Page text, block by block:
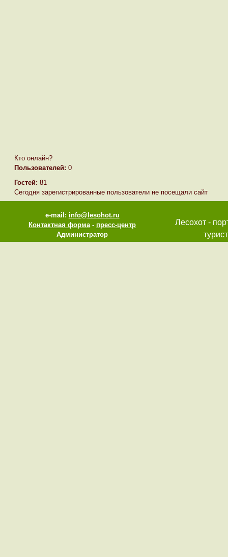
Кто онлайн?
Пользователей: 0
Гостей: 81
Сегодня зарегистрированные пользователи не посещали сайт
e-mail: info@lesohot.ru
Контактная форма-пресс-центр
Администратор
Лесохот -